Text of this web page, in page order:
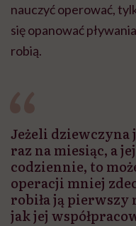
nauczyć operować,
się opanować
robią.
Jeżeli dziewczyna
raz na miesiąc, a
codziennie, to
operacji mniej
robiła ją pierwszy
jak jej